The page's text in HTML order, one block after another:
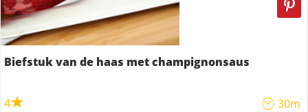
Biefstuk van de haas met champignonsaus
4 30m